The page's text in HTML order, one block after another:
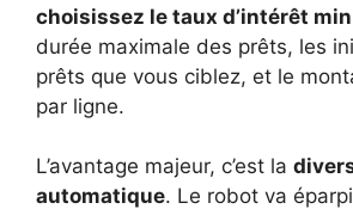
choisissez le taux d’intérêt
durée maximale des prêts, les
prêts que vous ciblez, et le
par ligne.
L’avantage majeur, c’est la
automatique. Le robot va